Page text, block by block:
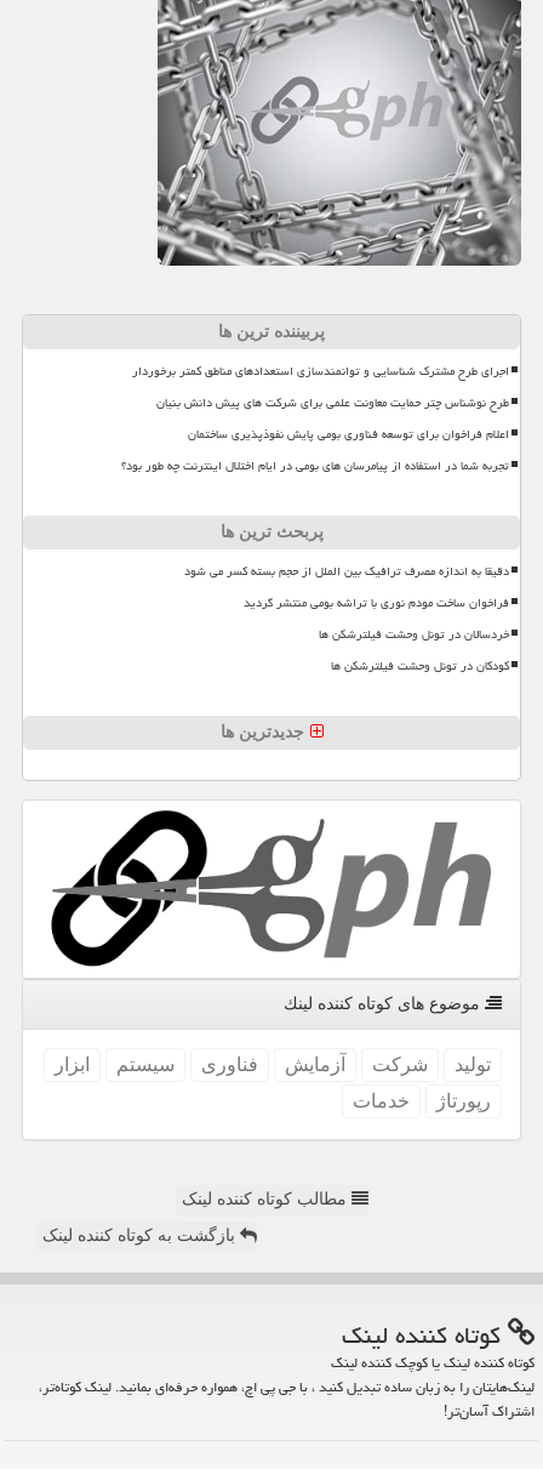
پربیننده ترین ها
اجرای طرح مشترک شناسایی و توانمندسازی استعدادهای مناطق کمتر برخوردار
طرح نوشناس چتر حمایت معاونت علمی برای شرکت های پیش دانش بنیان
اعلام فراخوان برای توسعه فناوری بومی پایش نفوذپذیری ساختمان
تجربه شما در استفاده از پیامرسان های بومی در ایام اختلال اینترنت چه طور بود؟
پربحث ترین ها
دقیقا به اندازه مصرف ترافیک بین الملل از حجم بسته کسر می شود
فراخوان ساخت مودم نوری با تراشه بومی منتشر گردید
خردسالان در تونل وحشت فیلترشکن ها
کودکان در تونل وحشت فیلترشکن ها
جدیدترین ها
موضوع های كوتاه كننده لینك
تولید شركت آزمایش فناوری سیستم
ابزار
رپورتاژ
خدمات
مطالب کوتاه کننده لینک
بازگشت به کوتاه کننده لینک
كوتاه كننده لینك
کوتاه کننده لینک یا کوچک کننده لینک
لینک‌هایتان را به زبان ساده تبدیل کنید ، با جی پی اچ، همواره حرفه‌ای بمانید. لینک کوتاه‌تر،
اشتراک آسان‌تر!